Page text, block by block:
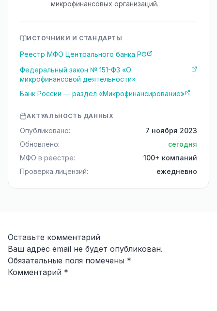
микрофинансовых организаций.
ИСТОЧНИКИ И СТАНДАРТЫ
Реестр МФО Центрального банка РФ
Федеральный закон № 151-ФЗ «О
микрофинансовой деятельности»
Банк России — раздел «Микрофинансирование»
АКТУАЛЬНОСТЬ ДАННЫХ
Опубликовано:
7 ноября 2023
Обновлено:
сегодня
МФО в реестре:
100+ компаний
Проверка лицензий:
ежедневно
Оставьте комментарий
Ваш адрес email не будет опубликован.
Обязательные поля помечены *
Комментарий *